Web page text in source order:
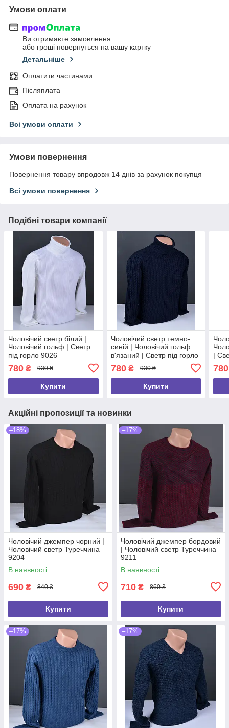
Умови оплати
Ви отримаєте замовлення
або гроші повернуться на вашу картку
Детальніше
Оплатити частинами
Післяплата
Оплата на рахунок
Всі умови оплати
Умови повернення
Повернення товару впродовж 14 днів за рахунок покупця
Всі умови повернення
Подібні товари компанії
Чоловічий светр білий |
Чоловічий гольф | Светр
під горло 9026
780 ₴ 930 ₴
Купити
Чоловічий светр темно-
синій | Чоловічий гольф
в'язаний | Светр під горло
780₴ 930 ₴
Купити
|
780
Акційні пропозиції та новинки
–18%
Чоловічий джемпер чорний |
Чоловічий светр Туреччина
9204
В наявності
690 ₴ 840 ₴
Купити
–17%
Чоловічий джемпер бордовий
| Чоловічий светр Туреччина
9211
В наявності
710 ₴ 860 ₴
Купити
–17% –17%